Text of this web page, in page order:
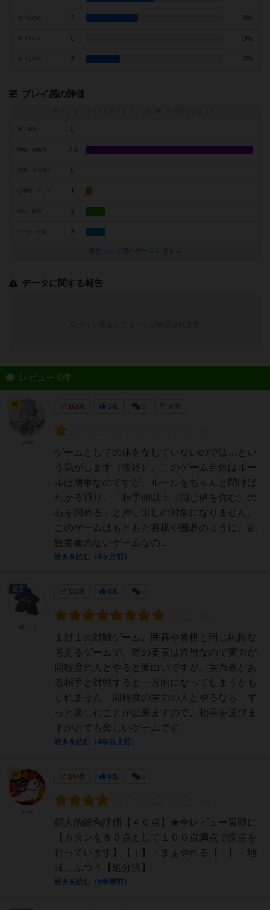
3 8%
0 0%
2 5%
プレイ感の評価
※
0
戦略・判断力 25
0
1
3
アート・外見 3
似たプレイ感のゲームを探す→
データに関する報告
レビュー 6件
151名 1名 充実
ゲームとしての体をなしていないのでは…とい
う気がします（後述）。このゲーム自体はルー
ルは簡単なのですが、ルールをちゃんと聞けば
わかる通り、「相手側以上（同じ値を含む）の
石を固める」と押し出しの対象になりません。
このゲームはもともと将棋や囲碁のように、乱
数要素のないゲームなの...
続きを読む（4ヶ月前）
神
113名 0名
１対１の対戦ゲーム。囲碁や将棋と同じ純粋な
考えるゲームで、運の要素は皆無なので実力が
同程度の人とやると面白いですが、実力差があ
る相手と対戦すると一方的になってしまうかも
しれません。同程度の実力の人とやるなら、ず
っと楽しむことが出来ますので、相手を選びま
すがとても楽しいゲームです。
続きを読む（4年以上前）
国王
144名 0名
個人的総合評価【４０点】★全レビュー冒頭に
【カタンを８０点として１００点満点で採点を
行っています】【＋】・まぁやれる【－】・地
味、ふつう【処分済】
続きを読む（5年弱前）
神